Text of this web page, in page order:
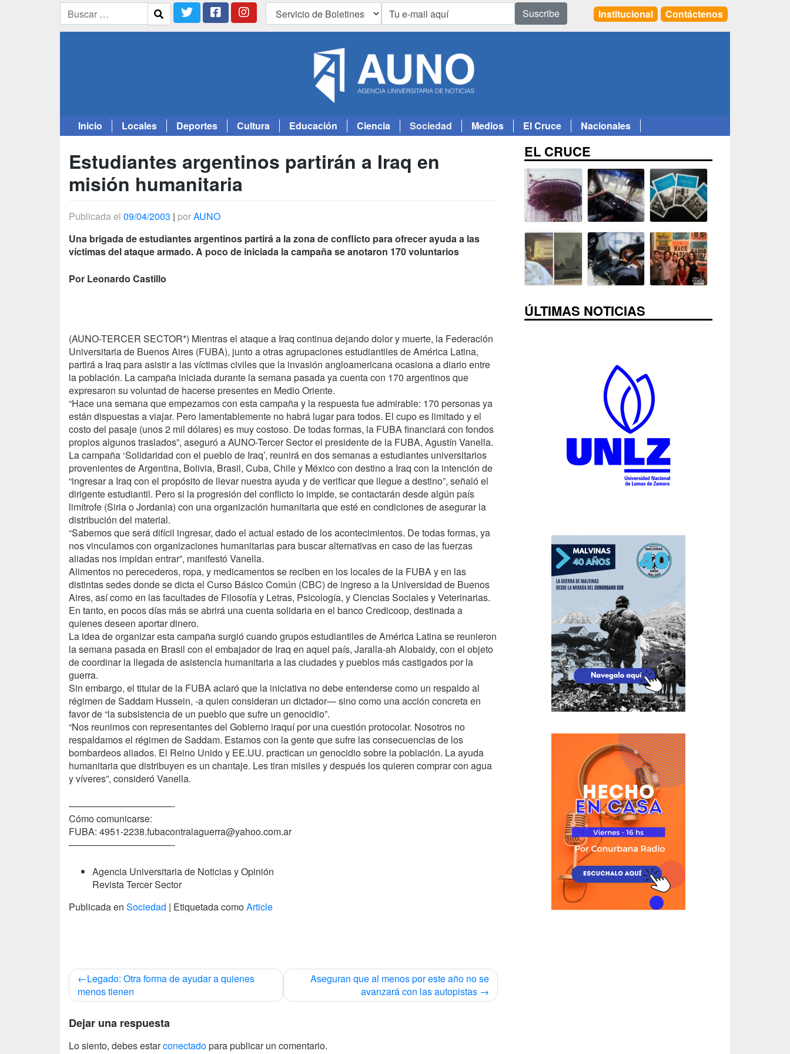
Suscribe Institucional Contáctenos
Inicio Locales Deportes Cultura Educación Ciencia Sociedad Medios El Cruce
Nacionales
Estudiantes argentinos partirán a Iraq en
misión humanitaria
Publicada el 09/04/2003 | porAUNO
Una brigada de estudiantes argentinos partirá a la zona de conflicto para ofrecer ayuda a las
víctimas del ataque armado. A poco de iniciada la campaña se anotaron 170 voluntarios
Por Leonardo Castillo
(AUNO-TERCER SECTOR*) Mientras el ataque a Iraq continua dejando dolor y muerte, la Federación
Universitaria de Buenos Aires (FUBA), junto a otras agrupaciones estudiantiles de América Latina,
partirá a Iraq para asistir a las víctimas civiles que la invasión angloamericana ocasiona a diario entre
la población. La campaña iniciada durante la semana pasada ya cuenta con 170 argentinos que
expresaron su voluntad de hacerse presentes en Medio Oriente.
“Hace una semana que empezamos con esta campaña y la respuesta fue admirable: 170 personas ya
están dispuestas a viajar. Pero lamentablemente no habrá lugar para todos. El cupo es limitado y el
costo del pasaje (unos 2 mil dólares) es muy costoso. De todas formas, la FUBAfinanciará con fondos
propios algunos traslados”, aseguró a AUNO-Tercer Sector el presidente de la FUBA, Agustín Vanella.
La campaña ‘Solidaridad con el pueblo de Iraq’, reunirá en dos semanas a estudiantes universitarios
provenientes de Argentina, Bolivia, Brasil, Cuba, Chile y México con destino a Iraq con la intención de
“ingresar a Iraq con el propósito de llevar nuestra ayuda y de verificar que llegue a destino”, señaló el
dirigente estudiantil. Pero si la progresión del conflicto lo impide, se contactarán desde algún país
limítrofe (Siria o Jordania) con una organización humanitaria que esté en condiciones de asegurar la
distribución del material.
“Sabemos que será difícil ingresar, dado el actual estado de los acontecimientos. De todas formas, ya
nos vinculamos con organizaciones humanitarias para buscar alternativas en caso de las fuerzas
aliadas nos impidan entrar”, manifestó Vanella.
Alimentos no perecederos, ropa, y medicamentos se reciben en los locales de la FUBAy en las
distintas sedes donde se dicta el Curso Básico Común (CBC) de ingreso a la Universidad de Buenos
Aires, así como en las facultades de Filosofía y Letras, Psicología, y Ciencias Sociales y Veterinarias.
En tanto, en pocos días más se abrirá una cuenta solidaria en el banco Credicoop, destinada a
quienes deseen aportar dinero.
La idea de organizar esta campaña surgió cuando grupos estudiantiles de América Latina se reunieron
la semana pasada en Brasil con el embajador de Iraq en aquel país, Jaralla-ah Alobaidy, con el objeto
de coordinar la llegada de asistencia humanitaria a las ciudades y pueblos más castigados por la
guerra.
Sin embargo, el titular de la FUBAaclaró que la iniciativa no debe entenderse como un respaldo al
régimen de Saddam Hussein, -a quien consideran un dictador— sino como una acción concreta en
favor de “la subsistencia de un pueblo que sufre un genocidio”.
“Nos reunimos con representantes del Gobierno iraquí por una cuestión protocolar. Nosotros no
respaldamos el régimen de Saddam. Estamos con la gente que sufre las consecuencias de los
bombardeos aliados. El Reino Unido y EE.UU. practican un genocidio sobre la población. La ayuda
humanitaria que distribuyen es un chantaje. Les tiran misiles y después los quieren comprar con agua
y víveres”, consideró Vanella.
———————————-
Cómo comunicarse:
FUBA: 4951-2238.fubacontralaguerra@yahoo.com.ar
———————————-
Agencia Universitaria de Noticias y Opinión
Revista Tercer Sector
Publicada en Sociedad | Etiquetada comoArticle
Navegación
de
Legado: Otra forma de ayudar a quienes
menos tienen
Aseguran que al menos por este año no se
avanzará con las autopistas
Dejar una respuesta
Lo siento, debes estarconectadopara publicar un comentario.
EL CRUCE
ÚLTIMAS NOTICIAS